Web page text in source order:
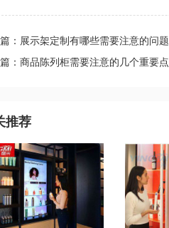
篇：展示架定制有哪些需要注意的问题
：商品陈列柜需要注意的几个重要点
推荐